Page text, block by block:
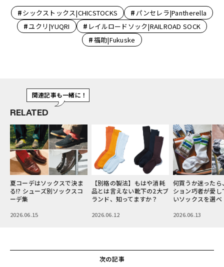
#シックストックス|CHICSTOCKS # パンセレラ|Pantherella
#ユクリ|YUQRI # レイルロードソック|RAILROAD SOCK
#福助|Fukuske
RELATED
関連記事も一緒に！
【別格の製法】もはや消耗
品とは言えない靴下の2大ブ
ランド、知ってますか？
2026.06.12
何買うか迷ったら、ファッ
ション巧者が愛してやまな
いソックスを選べ！
2026.06.13
【Let’s 指名買い
に載せるべき名品
はこの9ブランド
2026.06.14
次の記事